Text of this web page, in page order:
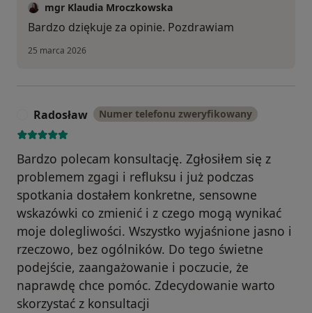
mgr Klaudia Mroczkowska
Bardzo dziękuje za opinie. Pozdrawiam
25 marca 2026
Radosław Numer telefonu zweryfikowany
Bardzo polecam konsultację. Zgłosiłem się z
problemem zgagi i refluksu i już podczas
spotkania dostałem konkretne, sensowne
wskazówki co zmienić i z czego mogą wynikać
moje dolegliwości. Wszystko wyjaśnione jasno i
rzeczowo, bez ogólników. Do tego świetne
podejście, zaangażowanie i poczucie, że
naprawdę chce pomóc. Zdecydowanie warto
skorzystać z konsultacji